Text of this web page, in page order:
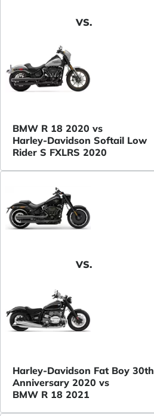
VS.
BMW R 18 2020 vs
Harley-Davidson Softail Low
Rider S FXLRS 2020
VS.
Harley-Davidson Fat Boy 30th
Anniversary 2020 vs
BMW R 18 2021